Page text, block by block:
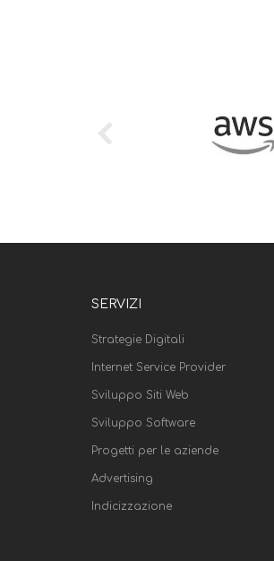
SERVIZI
Strategie Digitali
Internet Service Provider
Sviluppo Siti Web
Sviluppo Software
Progetti per le aziende
Advertising
Indicizzazione